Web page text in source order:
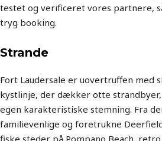
testet og verificeret vores partnere,
tryg booking.
Strande
Fort Laudersale er uovertruffen med
kystlinje, der dækker otte
egen karakteristiske stemning. Fra
familievenlige og foretrukne